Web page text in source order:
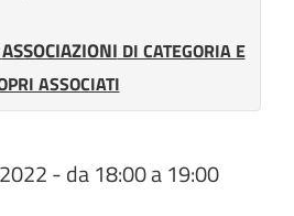
ASSOCIAZIONI DI CATEGORIA E
ASSOCIATI
-da18:00a19:00